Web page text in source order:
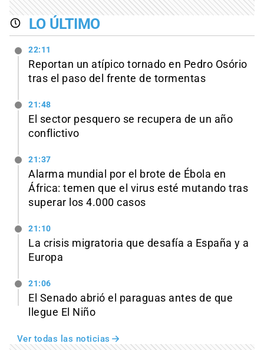
LO ÚLTIMO
22:11
Reportan un atípico tornado en Pedro Osório
tras el paso del frente de tormentas
21:48
El sector pesquero se recupera de un año
conflictivo
21:37
Alarma mundial por el brote de Ébola en
África: temen que el virus esté mutando tras
superar los 4.000 casos
21:10
La crisis migratoria que desafía a España y a
Europa
21:06
El Senado abrió el paraguas antes de que
llegue El Niño
Ver todas las noticias